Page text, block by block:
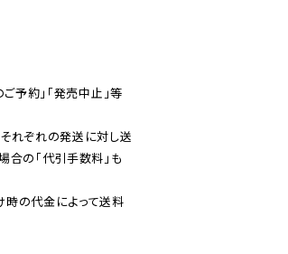
予約」「発売中止」等
れぞれの発送に対し送
合の「代引手数料」も
時の代金によって送料